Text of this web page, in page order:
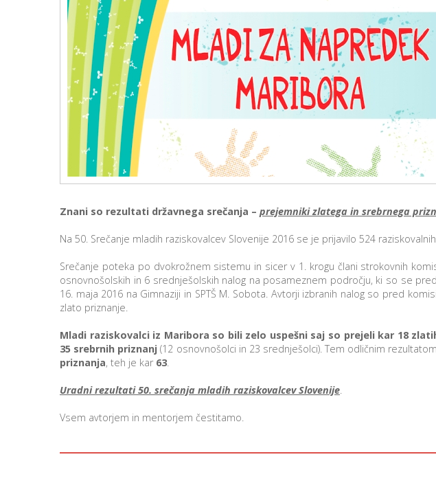
TOM – telefon za otroke
Ustvarjalne delavnice
Soba pobega – Prepih v
Povezani za ljudi
Znani so rezultati državnega srečanja – prejemniki zlatega in srebrnega
Na 50. Srečanje mladih raziskovalcev Slovenije 2016 se je prijavilo 524
Srečanje poteka po dvokrožnem sistemu in sicer v 1. krogu člani strokovnih
osnovnošolskih in 6 srednješolskih nalog na posameznem področju, ki so se
16. maja 2016 na Gimnaziji in SPTŠ M. Sobota. Avtorji izbranih nalog so pred
zlato priznanje.
Mladi raziskovalci iz Maribora so bili zelo uspešni saj so prejeli kar 18
35 srebrnih priznanj (12 osnovnošolci in 23 srednješolci). Tem odličnim
priznanja, teh je kar 63.
Uradni rezultati 50. srečanja mladih raziskovalcev Slovenije.
Vsem avtorjem in mentorjem čestitamo.